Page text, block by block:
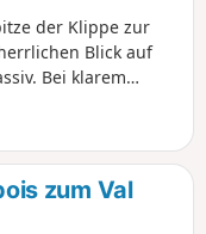
der Klippe zur
Blick auf
Bei klarem
zum Val